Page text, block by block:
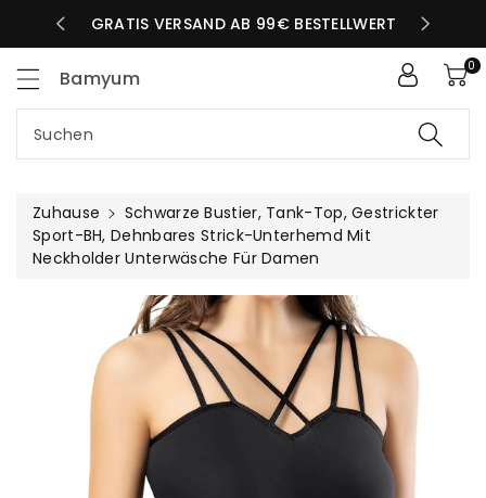
TAG GRATIS VERSAND AB 99€ BESTELLWERT
Bamyum
Suchen
0
Zuhause
Schwarze Bustier, Tank-Top, Gestrickter
Sport-BH, Dehnbares Strick-Unterhemd Mit
Neckholder Unterwäsche Für Damen